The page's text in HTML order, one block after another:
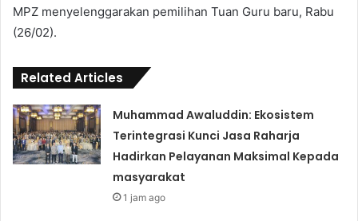
MPZ menyelenggarakan pemilihan Tuan Guru baru, Rabu
(26/02).
Related Articles
Muhammad Awaluddin: Ekosistem
Terintegrasi Kunci Jasa Raharja
Hadirkan Pelayanan Maksimal Kepada
masyarakat
1 jam ago